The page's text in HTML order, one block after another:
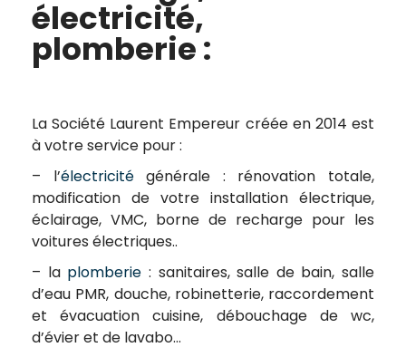
électricité,
plomberie :
La Société Laurent Empereur créée en 2014 est
à votre service pour :
– l’électricitégénérale : rénovation totale,
modification de votre installation électrique,
éclairage, VMC, borne de recharge pour les
voitures électriques..
– la plomberie : sanitaires, salle de bain, salle
d’eau PMR, douche, robinetterie, raccordement
et évacuation cuisine, débouchage de wc,
d’évier et de lavabo…